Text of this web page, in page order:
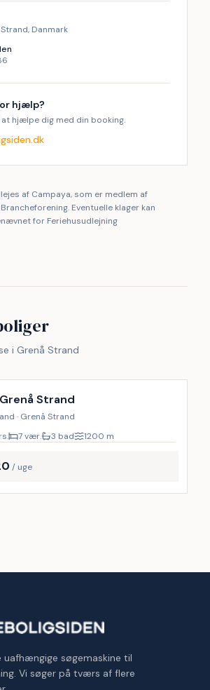
Danmark
hjælp?
hjælpe dig med din booking.
af Campaya, som er medlem af
Eventuelle klager kan
for Feriehusudlejning
i Grenå Strand
Strand
· Grenå Strand
7 vær. 3 bad 1200 m
/ uge
uafhængige søgemaskine til
Vi søger på tværs af flere